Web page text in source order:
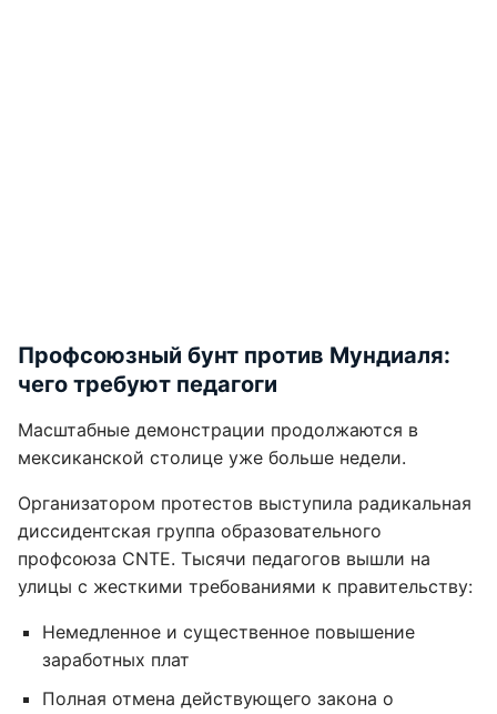
Профсоюзный бунт против Мундиаля:
чего требуют педагоги
Масштабные демонстрации продолжаются в
мексиканской столице уже больше недели.
Организатором протестов выступила радикальная
диссидентская группа образовательного
профсоюза CNTE. Тысячи педагогов вышли на
улицы с жесткими требованиями к правительству:
Немедленное и существенное повышение
заработных плат
Полная отмена действующего закона о